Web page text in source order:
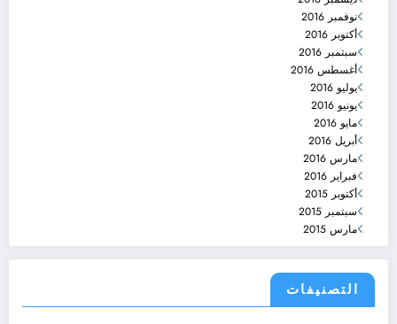
نوفمبر 2016
أكتوبر 2016
سبتمبر 2016
أغسطس 2016
يوليو 2016
يونيو 2016
مايو 2016
أبريل 2016
مارس 2016
فبراير 2016
أكتوبر 2015
سبتمبر 2015
مارس 2015
التصنيفات